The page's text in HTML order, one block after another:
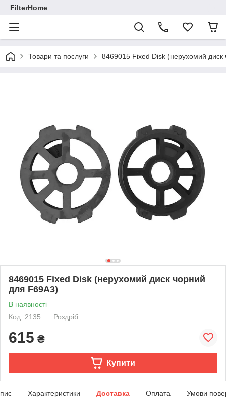
FilterHome
Товари та послуги 8469015 Fixed Disk (нерухомий
8469015 Fixed Disk (нерухомий диск чорний
для F69A3)
В наявності
Код: 2135
Роздріб
615 ₴
Купити
Характеристики Доставка Оплата Умови